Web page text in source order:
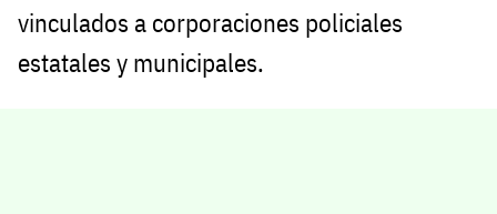
vinculados a corporaciones policiales
estatales y municipales.